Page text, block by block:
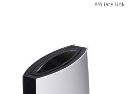
Affiliate-Link